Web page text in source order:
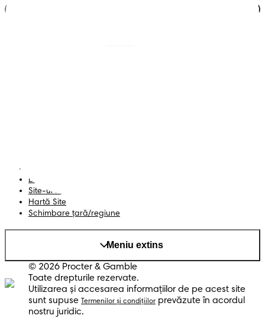
Datele Mele
Site-ul PG
Hartă Site
Schimbare ţară/regiune
Meniu extins
© 2026 Procter & Gamble
Toate drepturile rezervate.
Utilizarea şi accesarea informaţiilor de pe acest site
sunt supuse
Termenilor şi condiţiilor prevăzute în acordul
nostru juridic.